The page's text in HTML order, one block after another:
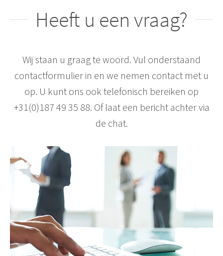
Heeft u een vraag?
Wij staan u graag te woord. Vul onderstaand
contactformulier in en we nemen contact met u
op. U kunt ons ook telefonisch bereiken op
+31(0)187 49 35 88. Of laat een bericht achter via
de chat.